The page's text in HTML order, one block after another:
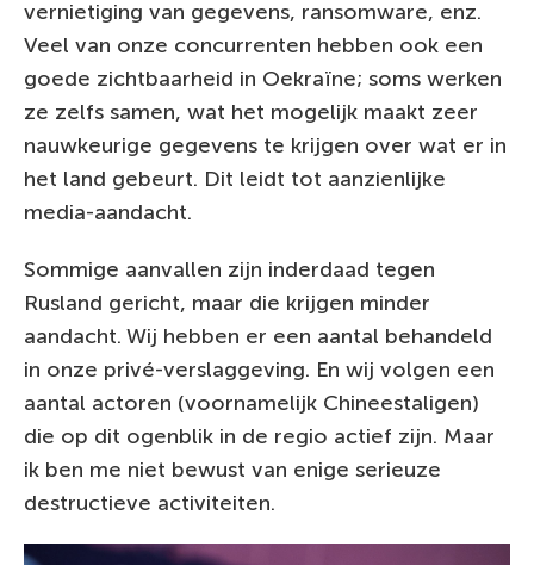
vernietiging van gegevens, ransomware, enz.
Veel van onze concurrenten hebben ook een
goede zichtbaarheid in Oekraïne; soms werken
ze zelfs samen, wat het mogelijk maakt zeer
nauwkeurige gegevens te krijgen over wat er in
het land gebeurt. Dit leidt tot aanzienlijke
media-aandacht.
Sommige aanvallen zijn inderdaad tegen
Rusland gericht, maar die krijgen minder
aandacht. Wij hebben er een aantal behandeld
in onze privé-verslaggeving. En wij volgen een
aantal actoren (voornamelijk Chineestaligen)
die op dit ogenblik in de regio actief zijn. Maar
ik ben me niet bewust van enige serieuze
destructieve activiteiten.